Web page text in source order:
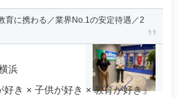
育に携わる／業界No.1の安定待遇／2
浜
き × 子供が好き × 教育が好き』